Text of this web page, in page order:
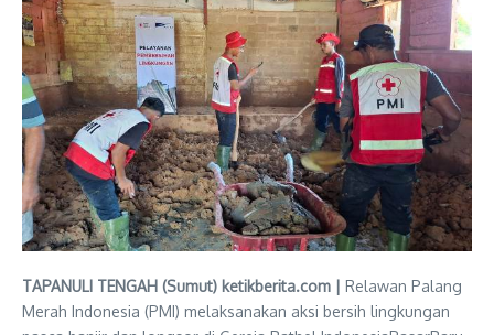
TAPANULI TENGAH (Sumut) ketikberita.com | Relawan Palang
Merah Indonesia (PMI) melaksanakan aksi bersih lingkungan